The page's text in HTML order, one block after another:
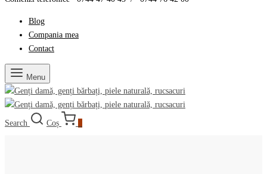
Blog
Compania mea
Contact
Menu
Search Coș